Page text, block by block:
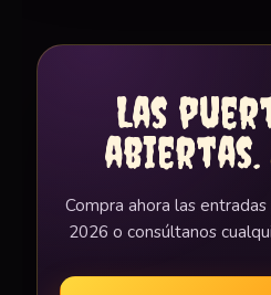
Las
abiertas.
Compra ahora las
2026 o consúltanos